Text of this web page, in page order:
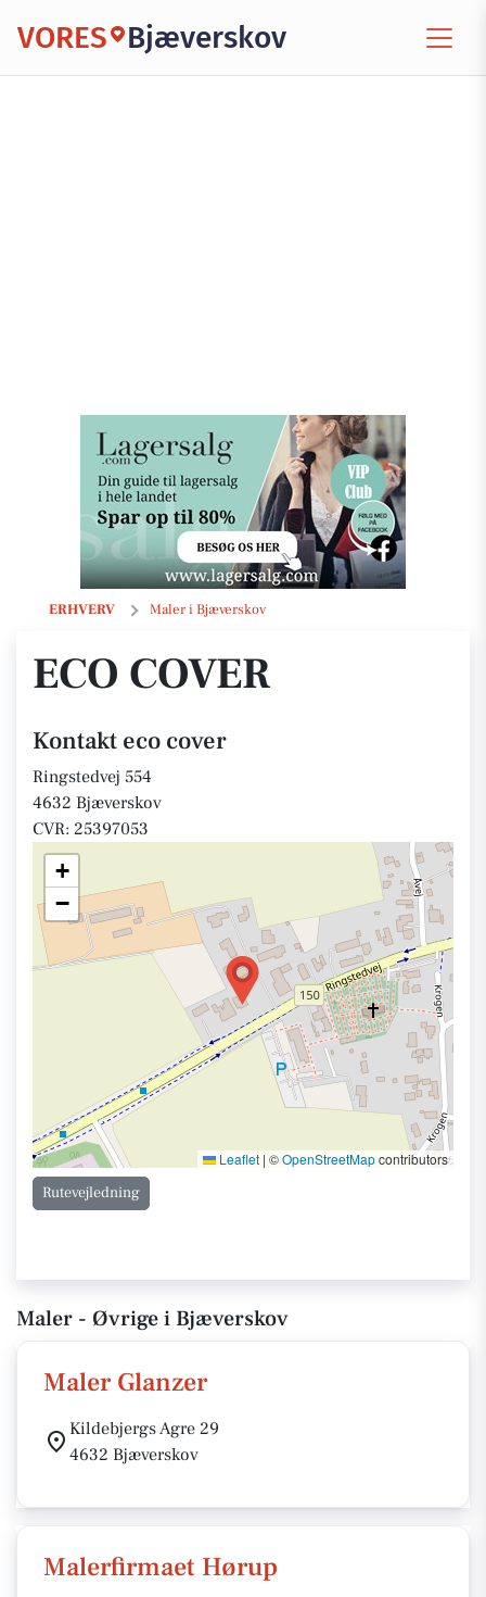
VORES Bjæverskov
ERHVERV Maler i Bjæverskov
eco cover
ECO COVER
Kontakt eco cover
Ringstedvej 554
4632 Bjæverskov
CVR: 25397053
+
−
Leaflet | ©OpenStreetMapcontributors
Rutevejledning
Maler - Øvrige i Bjæverskov
Maler Glanzer
Kildebjergs Agre 29
4632 Bjæverskov
Malerfirmaet Hørup